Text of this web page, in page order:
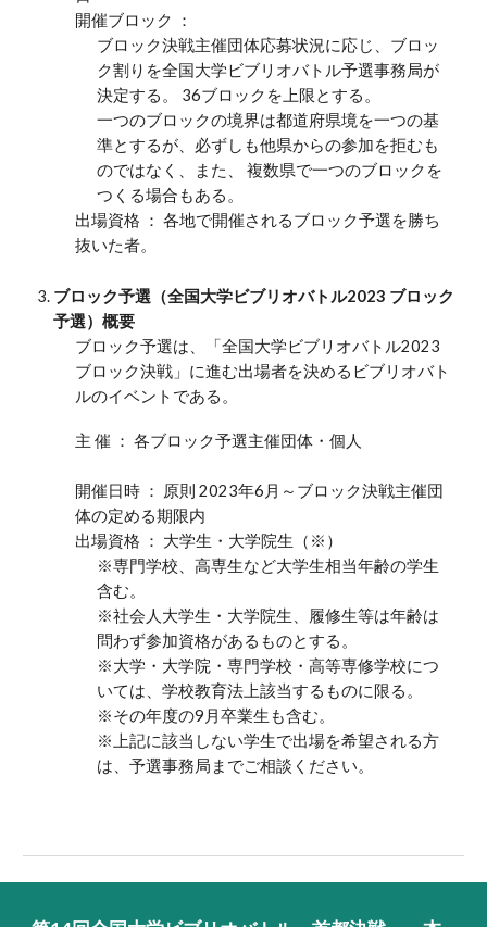
開催ブロック ：
ブロック決戦主催団体応募状況に応じ、ブロッ
ク割りを全国大学ビブリオバトル予選事務局が
決定する。 36ブロックを上限とする。
一つのブロックの境界は都道府県境を一つの基
準とするが、必ずしも他県からの参加を拒むも
のではなく、また、 複数県で一つのブロックを
つくる場合もある。
出場資格 ： 各地で開催されるブロック予選を勝ち
抜いた者。
ブロック予選 （全国大学ビブリオバトル2023 ブロック
予選）概要
ブロック予選は、「全国大学ビブリオバトル2023
ブロック決戦」に進む出場者を決めるビブリオバト
ルのイベントである。
主 催 ： 各ブロック予選主催団体・個人
開催日時 ： 原則 2023年6月～ ブロック決戦主催団
体の定める期限内
出場資格 ： 大学生・大学院生 （※）
※専門学校、高専生など大学生相当年齢の学生
含む。
※社会人大学生・大学院生、履修生等は年齢は
問わず参加資格があるものとする。
※大学・大学院・専門学校・高等専修学校につ
いては、学校教育法上該当するものに限る。
※その年度の9月卒業生も含む。
※ 上記に該当しない学生で出場を希望される方
は、予選事務局までご相談ください。